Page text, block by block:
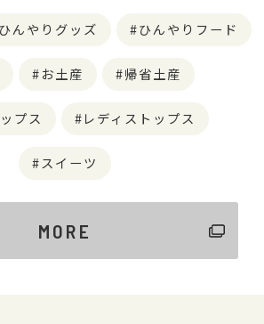
ひんやりグッズ ひんやりフード
お土産 帰省土産
プス レディストップス
スイーツ
MORE